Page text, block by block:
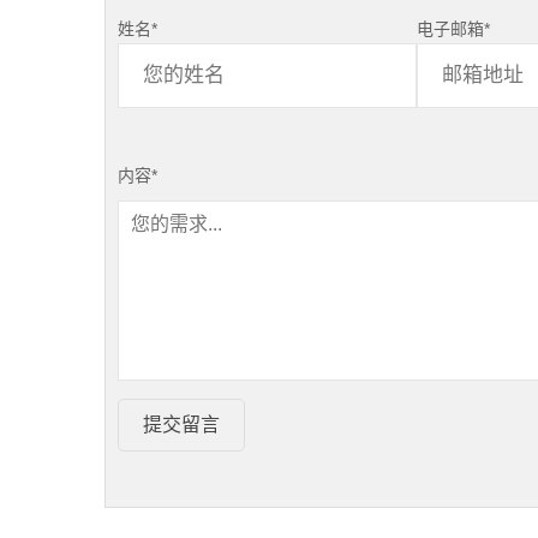
姓名* 电子邮箱*
内容*
提交留言